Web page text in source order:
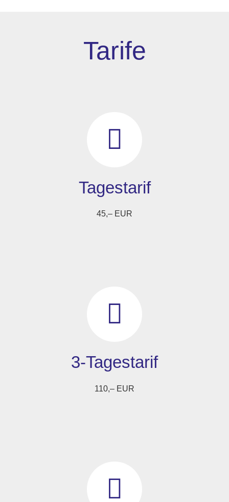
Tarife
Tagestarif
45,– EUR
3-Tagestarif
110,– EUR